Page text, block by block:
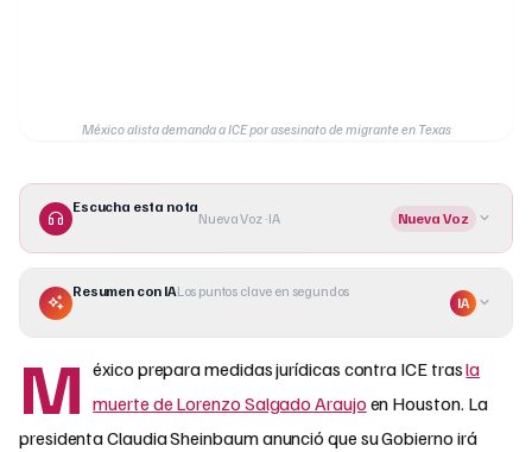
México alista demanda a ICE por asesinato de migrante en Texas
Escucha esta nota
Nueva Voz · IA Nueva Voz
Resumen con IALos puntos clave en segundos
IA
M éxico prepara medidas jurídicas contra ICE trasla
muerte de Lorenzo Salgado Araujo en Houston. La
presidenta Claudia Sheinbaum anunció que su Gobierno irá